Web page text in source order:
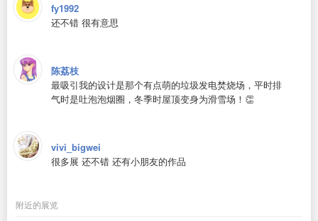
fy1992
还不错 很有意思
陈荔枝
最吸引我的设计是那个有点萌的垃圾发电焚烧场，平时排
气时是吐泡泡烟圈，冬季时屋顶变身为滑雪场！👏
vivi_bigwei
很多展 还不错 还有小朋友的作品
附近的展览